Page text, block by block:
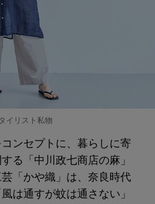
イリスト私物
コンセプトに、暮らしに寄
る「中川政七商店の麻」
「かや織」は、奈良時代
は通すが蚊は通さない」